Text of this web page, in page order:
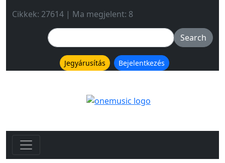
Cikkek: 27614 | Ma megjelent: 8
Jegyárusítás Bejelentkezés